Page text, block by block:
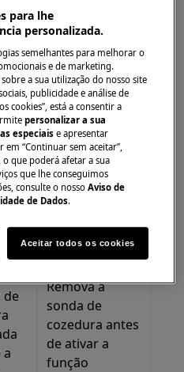
SOLUÇÃO DE
PROBLEMAS
o
Remova as
calhas
telescópicas e
todos os
acessórios do
compartimento
do forno antes
de ativar a
função
pirolítica.
de
Remova a
sonda de
cozedura antes
de ativar a
função
para lhe
personalizada.
semelhantes para melhorar o
e de marketing.
a sua utilização do nosso site
publicidade e análise de
cookies”, está a consentir a
personalizar a sua
especiaise apresentar
em “Continuar sem aceitar”,
o que poderá afetar a sua
que lhe conseguimos
consulte o nossoAviso de
de Dados.
Aceitar todos os cookies